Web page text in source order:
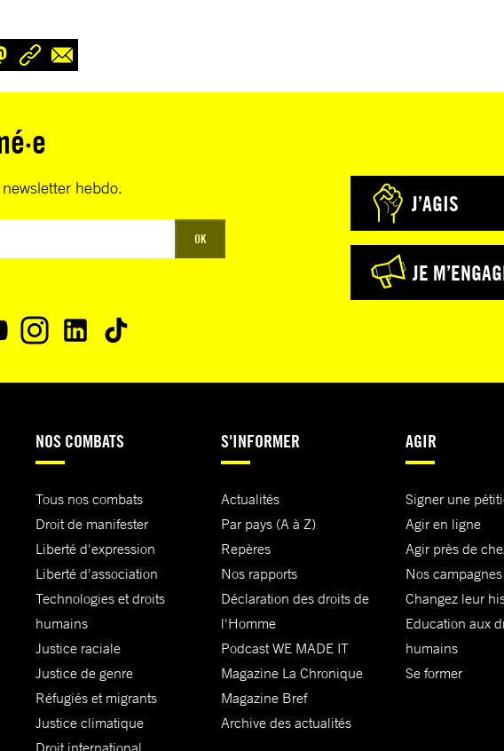
hebdo.
OK
J’AGIS
JE
NOS COMBATS
Tous nos combats
Droit de manifester
Liberté d'expression
Liberté d'association
Technologies et droits
humains
Justice raciale
Justice de genre
Réfugiés et migrants
Justice climatique
Droit international
S'INFORMER
Actualités
Par pays (A à Z)
Repères
Nos rapports
Déclaration des droits de
l'Homme
Podcast WE MADE IT
Magazine La Chronique
Magazine Bref
Archive des actualités
AGIR
Signer une
Agir en ligne
Agir près de
Nos campagnes
Changez leur
Education aux
humains
Se former